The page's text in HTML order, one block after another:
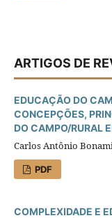
ARTIGOS DE
EDUCAÇÃO DO
CONCEPÇÕES,
DO CAMPO/RURAL
Carlos Antônio
PDF
COMPLEXIDADE E